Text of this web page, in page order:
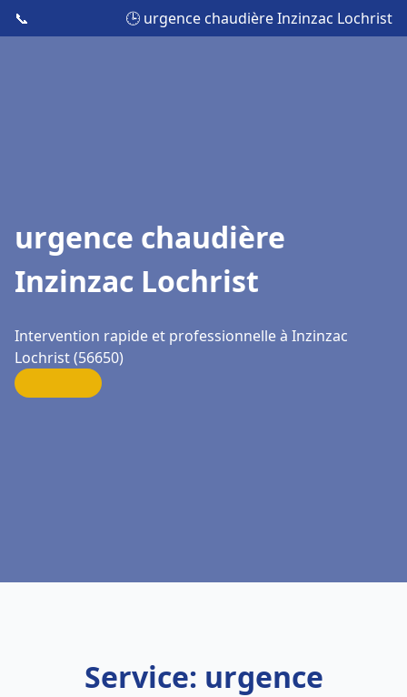
📞 🕒 urgence chaudière Inzinzac Lochrist
urgence chaudière
Inzinzac Lochrist
Intervention rapide et professionnelle à Inzinzac
Lochrist (56650)
Service: urgence